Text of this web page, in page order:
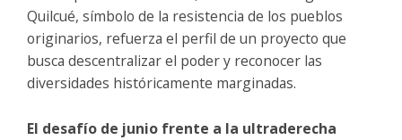
Quilcué, símbolo de la resistencia de los pueblos
originarios, refuerza el perfil de un proyecto que
busca descentralizar el poder y reconocer las
diversidades históricamente marginadas.
El desafío de junio frente a la ultraderecha